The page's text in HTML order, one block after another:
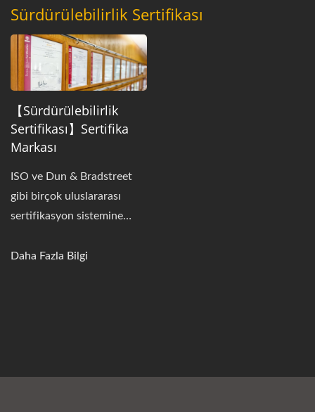
"hayır satış etkinliklerine"
kaynaklarımızı ve
çabalarımızı birleştirerek
yerel hayır kurumları için
fon yaratırız.
Sürdürülebilirlik Sertifikası
【Sürdürülebilirlik
Sertifikası】Sertifika
Markası
ISO ve Dun & Bradstreet
gibi birçok uluslararası
sertifikasyon sistemine
şirketimizin kalite, enerji
Daha Fazla Bilgi